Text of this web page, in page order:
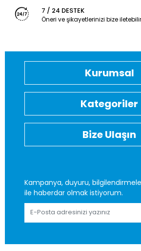
7 / 24 DESTEK
Öneri ve şikayetlerinizi bize
Kurumsal
Kategoriler
Bize Ulaşın
Kampanya, duyuru,
ile haberdar olmak istiyorum.